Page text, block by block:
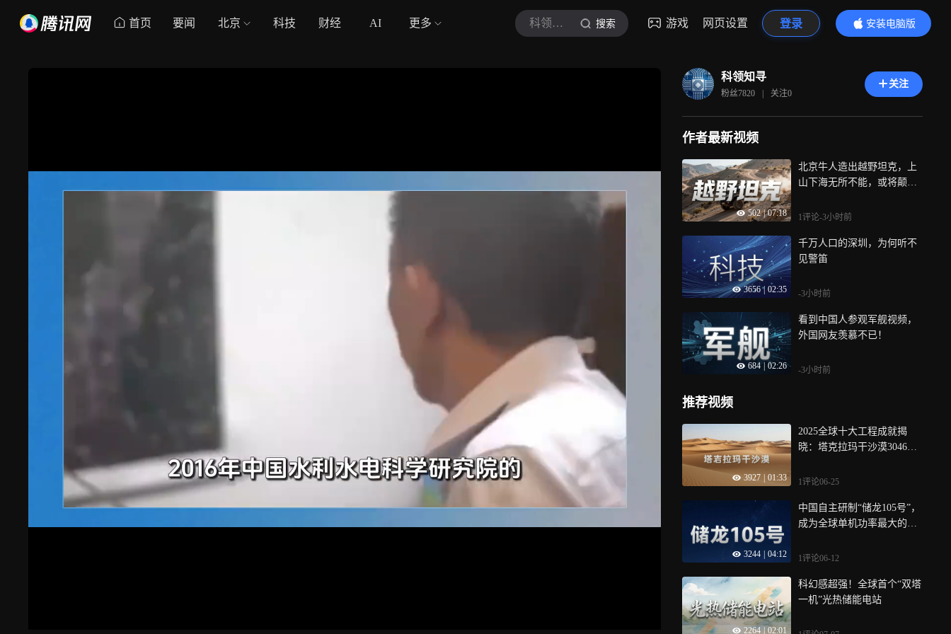
首页 要闻 北京 科技 财经 AI 更多 科领知寻 搜索 游戏 网页设置 登录
安装电脑版
内容更精彩
科领知寻
粉丝7820 | 关注0
关注
作者最新视频
502 | 07:18
北京牛人造出越野坦克，上
山下海无所不能，或将颠覆
1评论-3小时前
3656 | 02:35
千万人口的深圳，为何听不
见警笛
-3小时前
684 02:26
看到中国人参观军舰视频，
外国网友羡慕不已！
-3小时前
推荐视频
3927 01:33
2025全球十大工程成就揭
晓：塔克拉玛干沙漠3046公
1评论06-25
3244 04:12
中国自主研制“储龙105号”，
成为全球单机功率最大的机
1评论06-12
2264 02:01
科幻感超强！全球首个“双塔
一机”光热储能电站